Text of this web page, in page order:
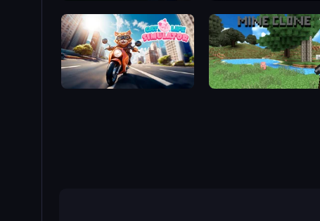
Cat Life Simulator Mine Clone